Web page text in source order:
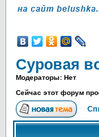
Суровая
Модераторы: Нет
Сейчас этот форум